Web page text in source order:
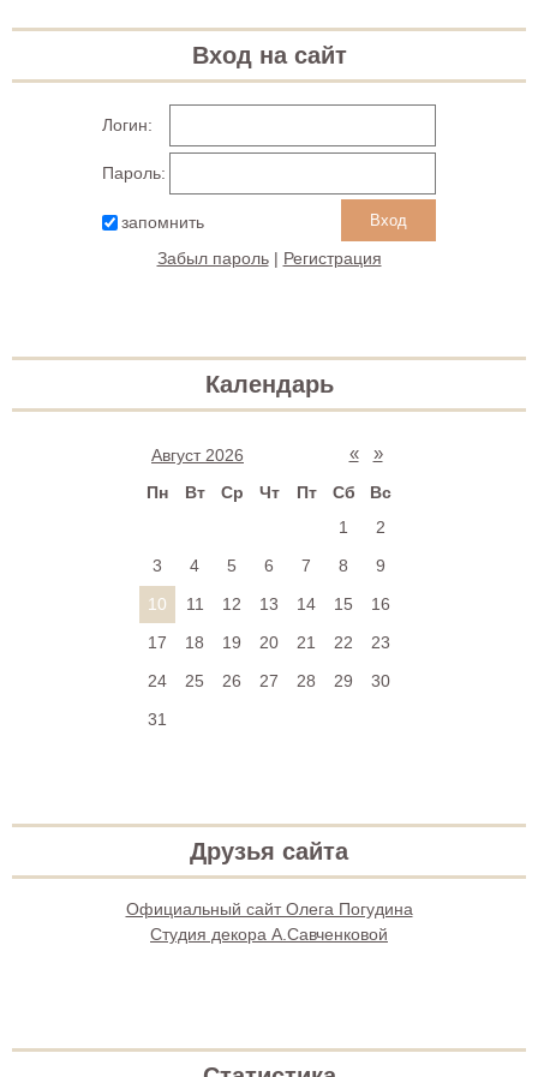
Вход на сайт
Логин:
Пароль:
запомнить
Забыл пароль| Регистрация
Календарь
«
Август 2026 »
Пн Вт Ср Чт Пт Сб
Вс
1
2
3
4 5 6 7 8
9
10
11 12 13 14 15
16
17
18 19 20 21 22
23
24
25 26 27 28 29
30
31
Друзья сайта
Официальный сайт Олега Погудина
Студия декора А.Савченковой